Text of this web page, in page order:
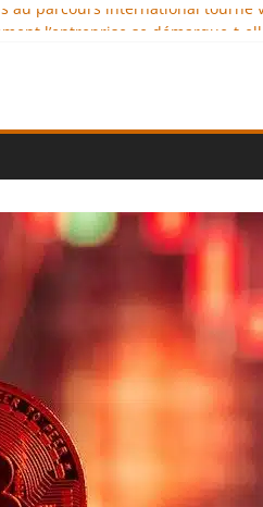
au parcours international tourné
de l’indépendance financière
comme moteur de